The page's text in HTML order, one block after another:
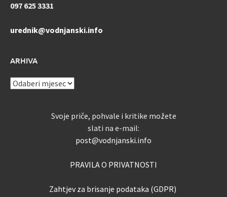
097 625 3331
urednik@vodnjanski.info
ARHIVA
ARHIVA
Svoje priče, pohvale i kritike možete
slati na e-mail:
post@vodnjanski.info
PRAVILA O PRIVATNOSTI
Zahtjev za brisanje podataka (GDPR)